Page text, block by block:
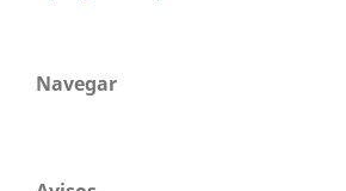
Navegar